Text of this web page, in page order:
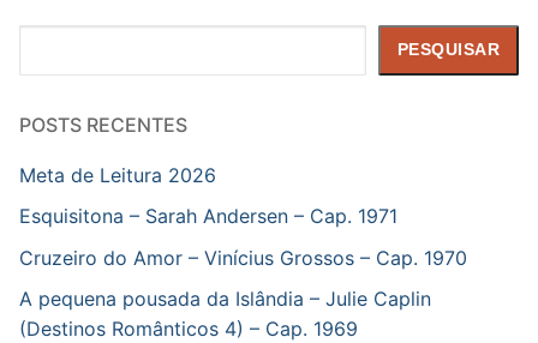
PESQUISAR
POSTS RECENTES
Meta de Leitura 2026
Esquisitona – Sarah Andersen – Cap. 1971
Cruzeiro do Amor – Vinícius Grossos – Cap. 1970
A pequena pousada da Islândia – Julie Caplin
(Destinos Românticos 4) – Cap. 1969